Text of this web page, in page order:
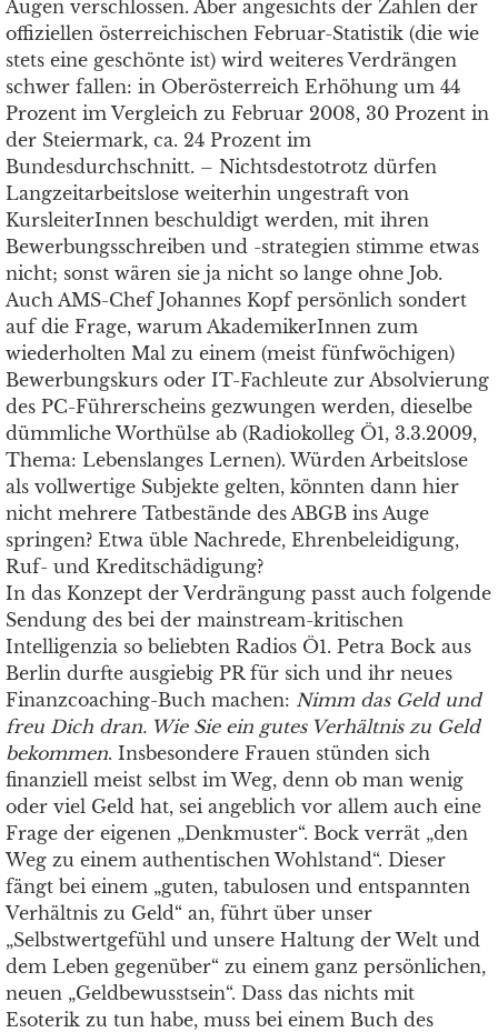
Augen verschlossen. Aber angesichts der Zahlen der
offiziellen österreichischen Februar-Statistik (die wie
stets eine geschönte ist) wird weiteres Verdrängen
schwer fallen: in Oberösterreich Erhöhung um 44
Prozent im Vergleich zu Februar 2008, 30 Prozent in
der Steiermark, ca. 24 Prozent im
Bundesdurchschnitt. – Nichtsdestotrotz dürfen
Langzeitarbeitslose weiterhin ungestraft von
KursleiterInnen beschuldigt werden, mit ihren
Bewerbungsschreiben und -strategien stimme etwas
nicht; sonst wären sie ja nicht so lange ohne Job.
Auch AMS-Chef Johannes Kopf persönlich sondert
auf die Frage, warum AkademikerInnen zum
wiederholten Mal zu einem (meist fünfwöchigen)
Bewerbungskurs oder IT-Fachleute zur Absolvierung
des PC-Führerscheins gezwungen werden, dieselbe
dümmliche Worthülse ab (Radiokolleg Ö1, 3.3.2009,
Thema: Lebenslanges Lernen). Würden Arbeitslose
als vollwertige Subjekte gelten, könnten dann hier
nicht mehrere Tatbestände des ABGB ins Auge
springen? Etwa üble Nachrede, Ehrenbeleidigung,
Ruf- und Kreditschädigung?
In das Konzept der Verdrängung passt auch folgende
Sendung des bei der mainstream-kritischen
Intelligenzia so beliebten Radios Ö1. Petra Bock aus
Berlin durfte ausgiebig PR für sich und ihr neues
Finanzcoaching-Buch machen: Nimm das Geld und
freu Dich dran. Wie Sie ein gutes Verhältnis zu Geld
bekommen. Insbesondere Frauen stünden sich
finanziell meist selbst im Weg, denn ob man wenig
oder viel Geld hat, sei angeblich vor allem auch eine
Frage der eigenen „Denkmuster“. Bock verrät „den
Weg zu einem authentischen Wohlstand“. Dieser
fängt bei einem „guten, tabulosen und entspannten
Verhältnis zu Geld“ an, führt über unser
„Selbstwertgefühl und unsere Haltung der Welt und
dem Leben gegenüber“ zu einem ganz persönlichen,
neuen „Geldbewusstsein“. Dass das nichts mit
Esoterik zu tun habe, muss bei einem Buch des